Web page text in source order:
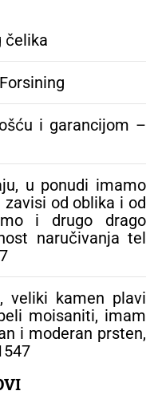
čelika
i garancijom –
u ponudi imamo
od oblika i od
i drugo drago
naručivanja tel
veliki kamen plavi
moisaniti, imam
i moderan prsten,